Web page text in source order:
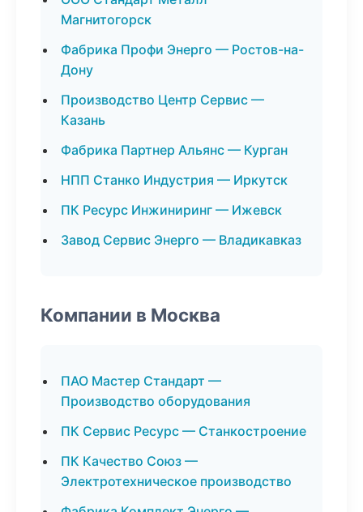
Магнитогорск
Фабрика Профи Энерго — Ростов-на-
Дону
Производство Центр Сервис —
Казань
Фабрика Партнер Альянс — Курган
НПП Станко Индустрия — Иркутск
ПК Ресурс Инжиниринг — Ижевск
Завод Сервис Энерго — Владикавказ
Компании в Москва
ПАО Мастер Стандарт —
Производство оборудования
ПК Сервис Ресурс — Станкостроение
ПК Качество Союз —
Электротехническое производство